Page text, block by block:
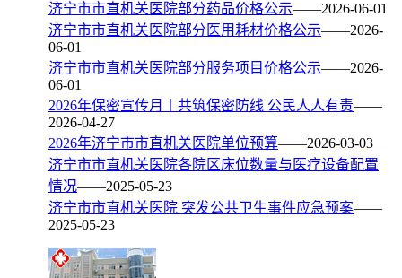
济宁市市直机关医院部分药品价格公示——2026-06-01
济宁市市直机关医院部分医用耗材价格公示——2026-
06-01
济宁市市直机关医院部分服务项目价格公示——2026-
06-01
2026年保密宣传月丨共筑保密防线 公民人人有责——
2026-04-27
2026年济宁市市直机关医院单位预算——2026-03-03
济宁市市直机关医院各院区床位数量与医疗设备配置
情况——2025-05-23
济宁市市直机关医院 突发公共卫生事件应急预案——
2025-05-23